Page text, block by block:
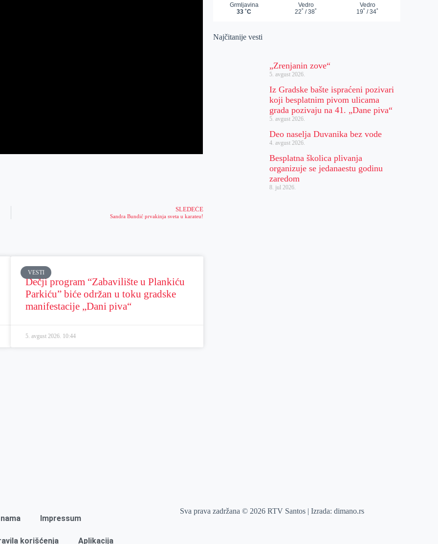
SLEDEĆE
Sandra Bundić prvakinja sveta u karateu!
VESTI
Dečji program “Zabavilište u Plankiću
Parkiću” biće održan u toku gradske
manifestacije „Dani piva“
5. avgust 2026. 10:44
Najčitanije vesti
„Zrenjanin zove“
5. avgust 2026.
Iz Gradske bašte ispraćeni pozivari
koji besplatnim pivom ulicama
grada pozivaju na 41. „Dane piva“
5. avgust 2026.
Deo naselja Duvanika bez vode
4. avgust 2026.
Besplatna školica plivanja
organizuje se jedanaestu godinu
zaredom
8. jul 2026.
Impressum
korišćenja Aplikacija
Sva prava zadržana © 2026 RTV Santos | Izrada:dimano.rs